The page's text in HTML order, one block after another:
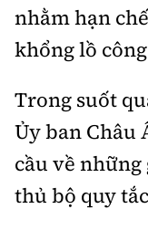
Ẩm thực
Camera giao thông
Giải trí - Thể thao
Cơ quan chủ quản:
Giấy phép số: 03/
Tòa soạn: Số 2
Hà Nội.
Tổng biên tập:
nhằm hạn
khổng lồ
Trong suốt
Ủy ban Châu
cầu về
thủ bộ quy